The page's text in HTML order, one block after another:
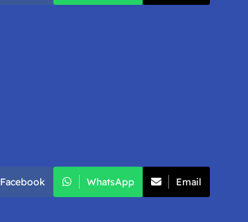
Facebook WhatsApp Email